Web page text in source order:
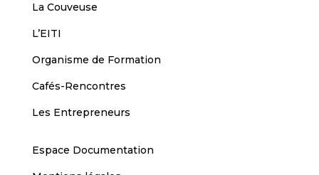
La Couveuse
L’EITI
Organisme de Formation
Cafés-Rencontres
Les Entrepreneurs
Espace Documentation